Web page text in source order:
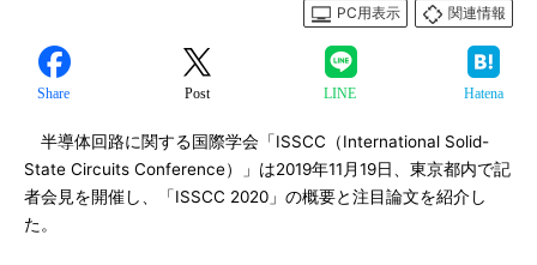
PC用表示
関連情報
Share Post LINE Hatena
半導体回路に関する国際学会「ISSCC（International Solid-
State Circuits Conference）」は2019年11月19日、東京都内で記
者会見を開催し、「ISSCC 2020」の概要と注目論文を紹介し
た。